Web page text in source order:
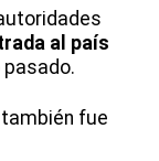
al país
pasado.
fue